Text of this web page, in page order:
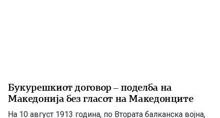
Букурешкиот договор – поделба на
Македонија без гласот на Македонците
На 10 август 1913 година, по Втората балканска војна,